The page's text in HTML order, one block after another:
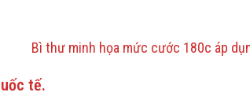
Bì thư minh họa mức cước 180c áp
tế.